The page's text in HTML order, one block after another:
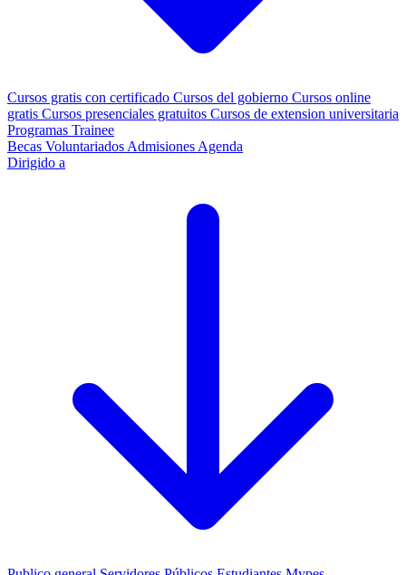
Cursos gratis con certificado Cursos del gobierno Cursos online
gratis Cursos presenciales gratuitos Cursos de extension universitaria
Programas Trainee
Becas Voluntariados Admisiones Agenda
Dirigido a